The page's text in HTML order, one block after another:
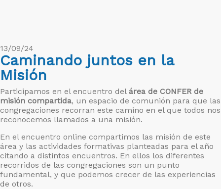
13/09/24
Caminando juntos en la
Misión
Participamos en el encuentro del área de CONFER de
misión compartida, un espacio de comunión para que las
congregaciones recorran este camino en el que todos nos
reconocemos llamados a una misión.
En el encuentro online compartimos las misión de este
área y las actividades formativas planteadas para el año
citando a distintos encuentros. En ellos los diferentes
recorridos de las congregaciones son un punto
fundamental, y que podemos crecer de las experiencias
de otros.